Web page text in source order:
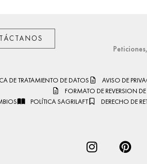
DE TRATAMIENTO DE DATOS AVISO DE
FORMATO DE REVERSION
POLÍTICA SAGRILAFT DERECHO DE